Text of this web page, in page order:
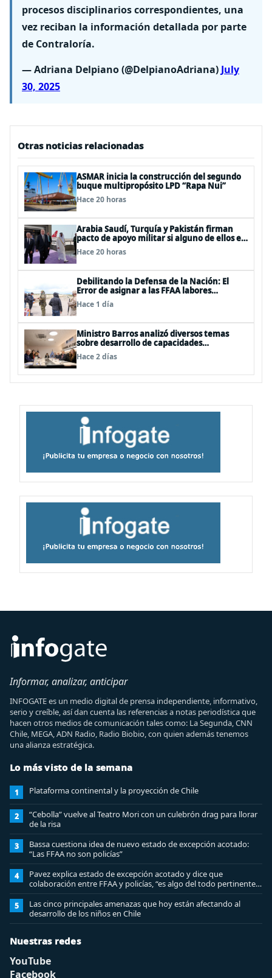
procesos disciplinarios correspondientes, una
vez reciban la información detallada por parte
de Contraloría.
— Adriana Delpiano (@DelpianoAdriana) July
30, 2025
Otras noticias relacionadas
ASMAR inicia la construcción del segundo
buque multipropósito LPD “Rapa Nui”
Hace 20 horas
Arabia Saudí, Turquía y Pakistán firman
pacto de apoyo militar si alguno de ellos es
atacado
Hace 20 horas
Debilitando la Defensa de la Nación: El
Error de asignar a las FFAA labores
policiales
Hace 1 día
Ministro Barros analizó diversos temas
sobre desarrollo de capacidades
estratégicas en sesión del Consejo de
Política Espacial
Hace 2 días
Informar, analizar, anticipar
INFOGATE es un medio digital de prensa independiente, informativo,
serio y creíble, así dan cuenta las referencias a notas periodística que
hacen otros medios de comunicación tales como: La Segunda, CNN
Chile, MEGA, ADN Radio, Radio Biobio, con quien además tenemos
una alianza estratégica.
Lo más visto de la semana
1 Plataforma continental y la proyección de Chile
2
“Cebolla” vuelve al Teatro Mori con un culebrón drag para llorar
de la risa
3
Bassa cuestiona idea de nuevo estado de excepción acotado:
“Las FFAA no son policías”
4
Pavez explica estado de excepción acotado y dice que
colaboración entre FFAA y policías, “es algo del todo pertinente
analizar”
5
Las cinco principales amenazas que hoy están afectando al
desarrollo de los niños en Chile
Nuestras redes
YouTube
Facebook